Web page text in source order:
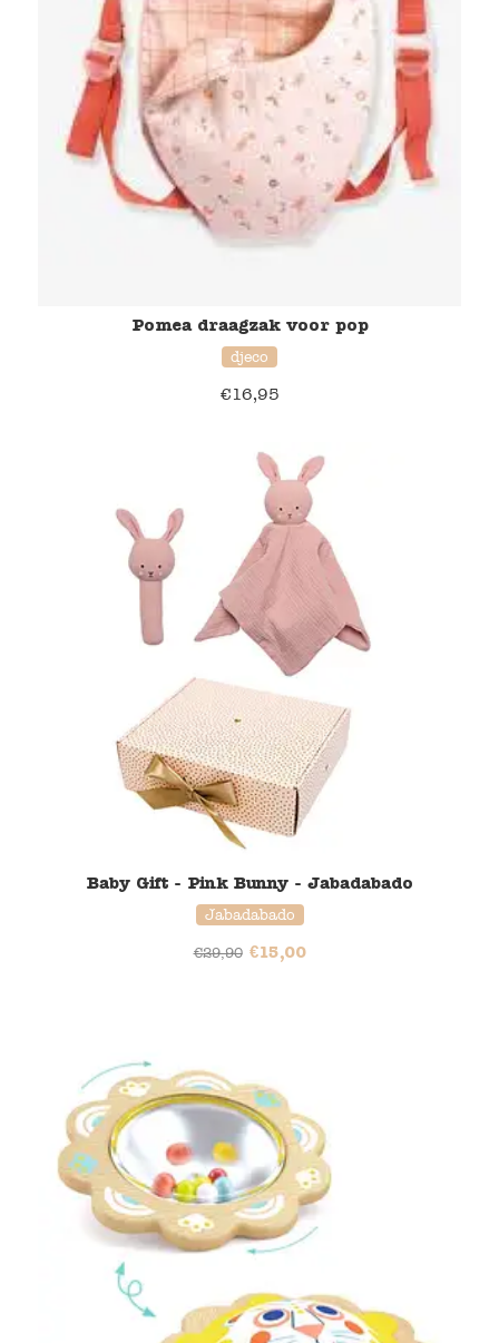
Pomea draagzak voor pop
djeco
€16,95
Baby Gift - Pink Bunny - Jabadabado
Jabadabado
€29,90 €15,00